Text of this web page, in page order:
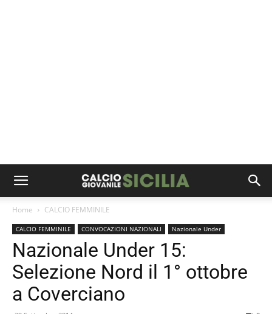
Home CALCIO FEMMINILE
CALCIO FEMMINILE CONVOCAZIONI NAZIONALI Nazionale Under
Nazionale Under 15:
Selezione Nord il 1° ottobre
a Coverciano